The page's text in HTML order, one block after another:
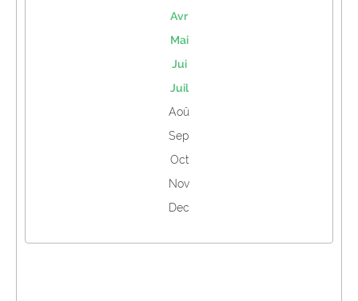
Avr
Mai
Jui
Juil
Aoû
Sep
Oct
Nov
Dec